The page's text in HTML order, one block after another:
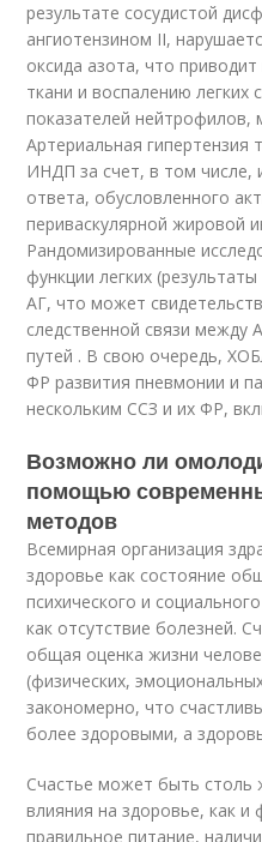
результате сосудистой
ангиотензином II,
оксида азота, что
ткани и воспалению
показателей
Артериальная гипертензия
ИНДП за счет, в том числе,
ответа, обусловленного
периваскулярной жировой
Рандомизированные
функции легких
АГ, что может
следственной связи между
путей . В свою очередь,
ФР развития пневмонии и
нескольким ССЗ и их ФР,
Возможно ли
помощью
методов
Всемирная организация
здоровье как состояние
психического и
как отсутствие болезней.
общая оценка жизни
(физических,
закономерно, что
более здоровыми, а
Счастье может быть
влияния на здоровье, как и
правильное питание,